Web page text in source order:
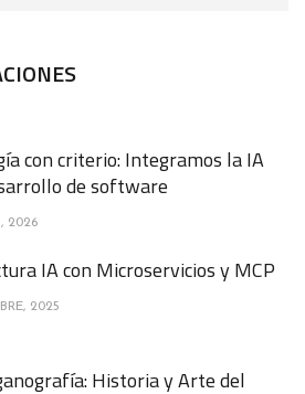
con criterio: Integramos la IA
de software
2026
IA con Microservicios y MCP
2025
Historia y Arte del